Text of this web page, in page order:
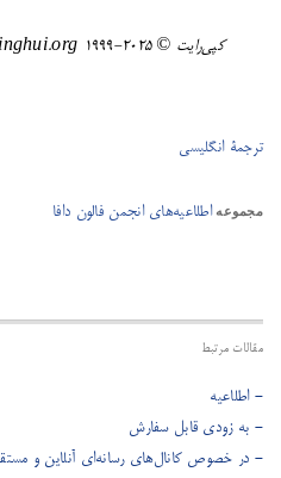
کپی‌رایت ©️ ٢٠٢٥-١٩٩٩ Minghui.org تمامی حقوق محفوظ است.
ترجمۀ انگلیسی
مجموعهاطلاعیه‌های انجمن فالون دافا
مقالات مرتبط
- اطلاعیه
- به زودی قابل سفارش
- در خصوص کانال‌های رسانه‌ای آنلاین و